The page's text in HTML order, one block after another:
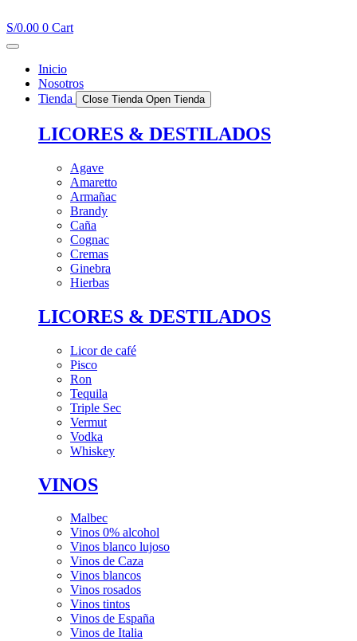
al
contenido
S/0.00 0 Cart
Inicio
Nosotros
Tienda
Close Tienda Open Tienda
LICORES & DESTILADOS
Agave
Amaretto
Armañac
Brandy
Caña
Cognac
Cremas
Ginebra
Hierbas
LICORES & DESTILADOS
Licor de café
Pisco
Ron
Tequila
Triple Sec
Vermut
Vodka
Whiskey
VINOS
Malbec
Vinos 0% alcohol
Vinos blanco lujoso
Vinos de Caza
Vinos blancos
Vinos rosados
Vinos tintos
Vinos de España
Vinos de Italia